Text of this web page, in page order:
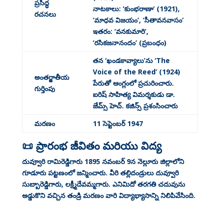
ప్రసిద్ధ
రచనలు
నాటకాలు: ‘కుంభరాణా’ (1921),
‘మాధవ విజయం’, ‘సీతావనవాసం’
ఇతరం: ‘వనకుమారి’,
‘రసికజనానందం’ (ప్రబంధం)
అంతర్జాతీయ
గుర్తింపు
తన ‘ఖండకావ్యాలు’ను ‘The
Voice of the Reed’ (1924)
పేరుతో ఆంగ్లంలో ప్రచురించారు.
ఐరిష్ సాహిత్య విమర్శకుడు డా.
జేమ్స్ హెచ్. కజిన్స్ ప్రశంసించారు
మరణం
11 సెప్టెంబర్ 1947
📜 ప్రారంభ జీవితం మరియు విద్య
దువ్వూరి రామిరెడ్డిగారు 1895 నవంబర్ 9న నెల్లూరు జిల్లాలోని
గూడూరు పట్టణంలో జన్మించారు. వీరి తల్లిదండ్రులు దువ్వూరి
సుబ్బారెడ్డిగారు, లక్ష్మీదేవమ్మగారు. ఎనిమిదో తరగతి చదువును
అడ్డుకొని వచ్చిన తండ్రి మరణం వారి విద్యాభ్యాసాన్ని నిలిపివేసింది.